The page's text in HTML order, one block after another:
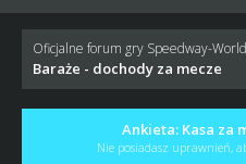
Oficjalne forum gry Speedway-World
Baraże - dochody za mecze
Ankieta: Kasa za
Nie posiadasz uprawnień,